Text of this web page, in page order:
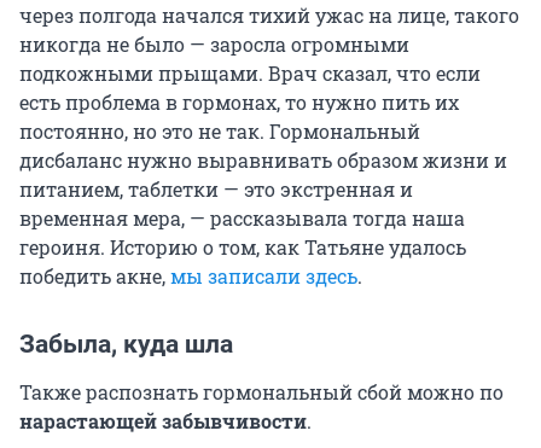
через полгода начался тихий ужас на лице, такого
никогда не было — заросла огромными
подкожными прыщами. Врач сказал, что если
есть проблема в гормонах, то нужно пить их
постоянно, но это не так. Гормональный
дисбаланс нужно выравнивать образом жизни и
питанием, таблетки — это экстренная и
временная мера, — рассказывала тогда наша
героиня. Историю о том, как Татьяне удалось
победить акне,мы записали здесь.
Забыла, куда шла
Также распознать гормональный сбой можно по
нарастающей забывчивости.